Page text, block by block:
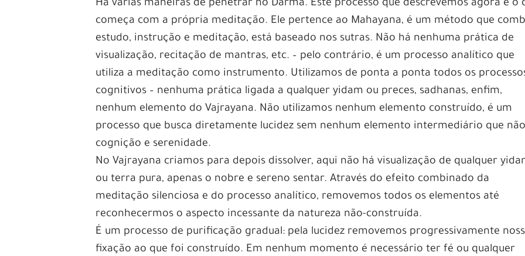
Há várias maneiras de penetrar no Darma. Este processo que descrevemos agora é o
começa com a própria meditação. Ele pertence ao Mahayana, é um método que
estudo, instrução e meditação, está baseado nos sutras. Não há nenhuma prática de
visualização, recitação de mantras, etc. – pelo contrário, é um processo analítico que
utiliza a meditação como instrumento. Utilizamos de ponta a ponta todos os
cognitivos – nenhuma prática ligada a qualquer yidam ou preces, sadhanas, enfim,
nenhum elemento do Vajrayana. Não utilizamos nenhum elemento construído, é um
processo que busca diretamente lucidez sem nenhum elemento intermediário que
cognição e serenidade.
No Vajrayana criamos para depois dissolver, aqui não há visualização de qualquer
ou terra pura, apenas o nobre e sereno sentar. Através do efeito combinado da
meditação silenciosa e do processo analítico, removemos todos os elementos até
reconhecermos o aspecto incessante da natureza não-construída.
É um processo de purificação gradual: pela lucidez removemos progressivamente
fixação ao que foi construído. Em nenhum momento é necessário ter fé ou qualquer